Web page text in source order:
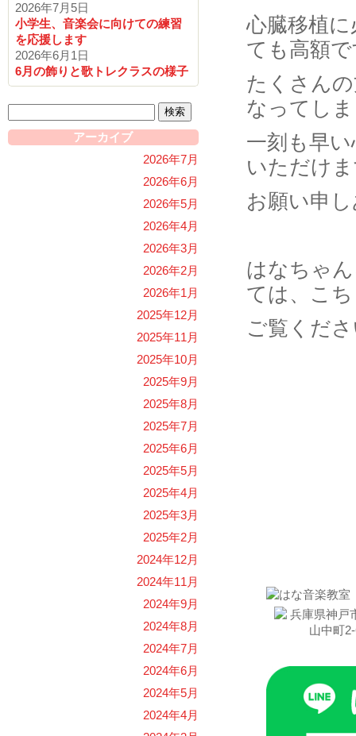
2026年7月5日
小学生、音楽会に向けての練習
を応援します
2026年6月1日
6月の飾りと歌トレクラスの様子
検
索:
アーカイブ
2026年7月
2026年6月
2026年5月
2026年4月
2026年3月
2026年2月
2026年1月
2025年12月
2025年11月
2025年10月
2025年9月
2025年8月
2025年7月
2025年6月
2025年5月
2025年4月
2025年3月
2025年2月
2024年12月
2024年11月
2024年9月
2024年8月
2024年7月
2024年6月
2024年5月
2024年4月
心臓移植
ても高額
たくさん
なってし
一刻も早
いただけ
お願い申
はなちゃ
ては、こ
ご覧くだ